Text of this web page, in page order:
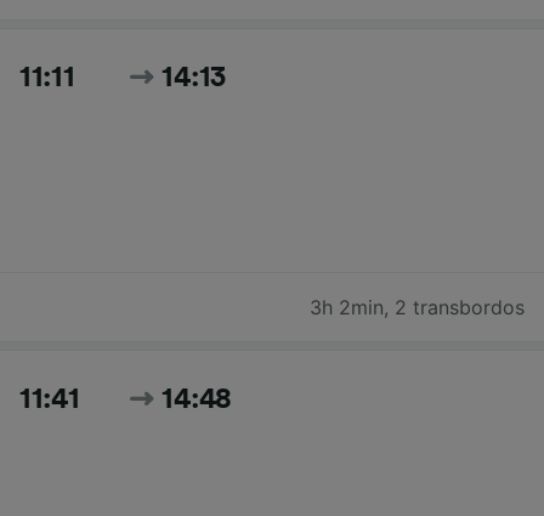
11:11 14:13
3h 2min, 2 transbordos
11:41 14:48